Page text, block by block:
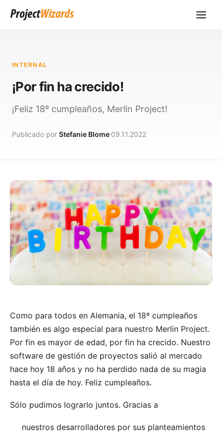
INTERNAL
¡Por fin ha crecido!
¡Feliz 18º cumpleaños, Merlin Project!
Publicado por Stefanie Blome 09.11.2022
Como para todos en Alemania, el 18º cumpleaños
también es algo especial para nuestro Merlin Project.
Por fin es mayor de edad, por fin ha crecido. Nuestro
software de gestión de proyectos salió al mercado
hace hoy 18 años y no ha perdido nada de su magia
hasta el día de hoy. Feliz cumpleaños.
Sólo pudimos lograrlo juntos. Gracias a
nuestros desarrolladores por sus planteamientos